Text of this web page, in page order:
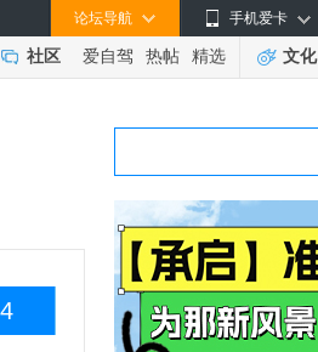
手机爱卡
论坛导航
社区 爱自驾 热帖 精选 文化
4